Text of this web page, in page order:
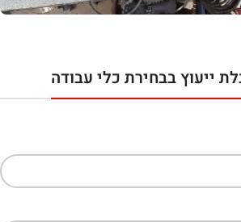
ייעוץ בבחירת כלי עבודה